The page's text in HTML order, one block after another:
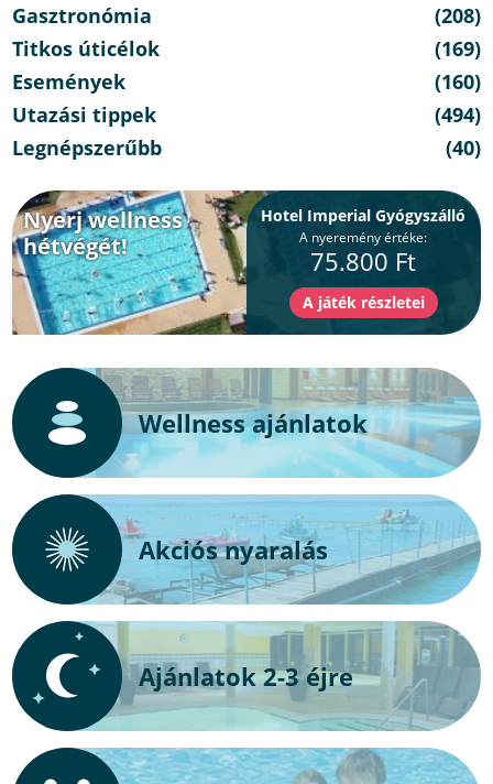
Gasztronómia
(208)
Titkos úticélok
(169)
Események
(160)
Utazási tippek
(494)
Legnépszerűbb
(40)
Nyerj wellness
hétvégét!
Hotel Imperial Gyógyszálló
A nyeremény értéke:
75.800 Ft
Wellness ajánlatok
Akciós nyaralás
Ajánlatok 2-3 éjre